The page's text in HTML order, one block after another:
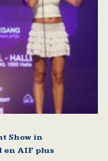
Show in
en AIF plus